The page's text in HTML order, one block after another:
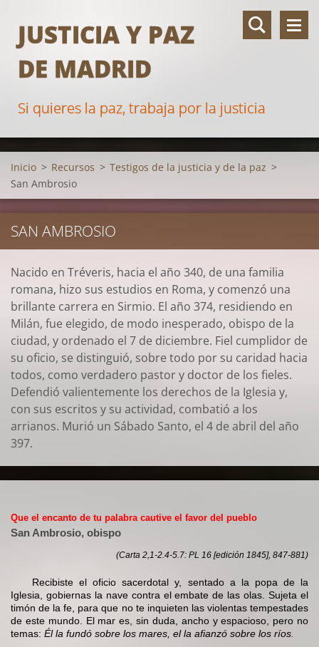
JUSTICIA Y PAZ
DE MADRID
Si quieres la paz, trabaja por la justicia
Inicio > Recursos > Testigos de la justicia y de la paz >
San Ambrosio
SAN AMBROSIO
Nacido en Tréveris, hacia el año 340, de una familia
romana, hizo sus estudios en Roma, y comenzó una
brillante carrera en Sirmio. El año 374, residiendo en
Milán, fue elegido, de modo inesperado, obispo de la
ciudad, y ordenado el 7 de diciembre. Fiel cumplidor de
su oficio, se distinguió, sobre todo por su caridad hacia
todos, como verdadero pastor y doctor de los fieles.
Defendió valientemente los derechos de la Iglesia y,
con sus escritos y su actividad, combatió a los
arrianos. Murió un Sábado Santo, el 4 de abril del año
397.
Que el encanto de tu palabra cautive el favor del pueblo
San Ambrosio, obispo
(Carta 2,1-2.4-5.7: PL 16 [edición 1845], 847-881)
Recibiste el oficio sacerdotal y, sentado a la popa de la
Iglesia, gobiernas la nave contra el embate de las olas. Sujeta el
timón de la fe, para que no te inquieten las violentas tempestades
de este mundo. El mar es, sin duda, ancho y espacioso, pero no
temas: Él la fundó sobre los mares, el la afianzó sobre los ríos.